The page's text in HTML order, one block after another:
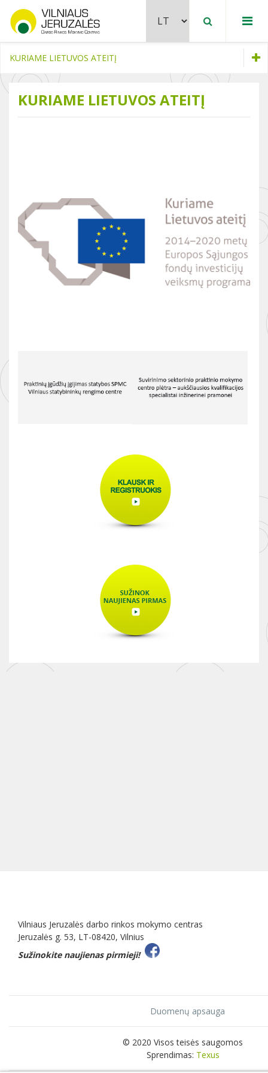
KURIAME LIETUVOS ATEITĮ
European Commission
KURIAME LIETUVOS ATEITĮ
Vilniaus Jeruzalės darbo rinkos mokymo centras
Jeruzalės g. 53, LT-08420, Vilnius
Sužinokite naujienas pirmieji!
Duomenų apsauga
© 2020 Visos teisės saugomos
Sprendimas: Texus